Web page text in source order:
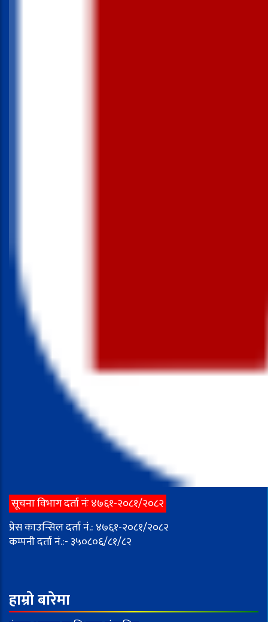
सूचना विभाग दर्ता नंः ४७६१-२०८१/२०८२
प्रेस काउन्सिल दर्ता नं.: ४७६१-२०८१/२०८२
कम्पनी दर्ता नं.:- ३५०८०६/८१/८२
हाम्रो बारेमा